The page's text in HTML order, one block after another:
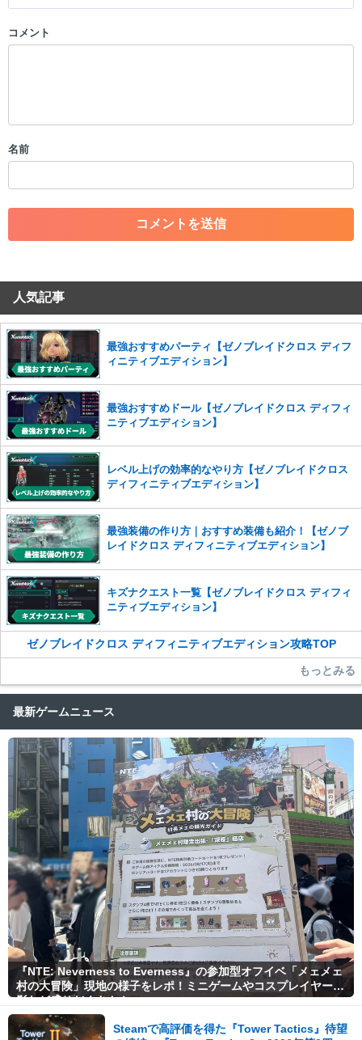
以下の書き込みを禁止とし、場合によってはコメント削除や書き込み制
・一度削除された投稿を再び投稿すること
・アカウントの売買など金銭が絡む内容の投稿
・各ゲームのネタバレを含む内容の投稿
・その他、管理者が不適切と判断した投稿
コメントの削除を申請する
せていただきます。ご了承ください。
※一度削除したコメントは復元ができませんのでご注意くだ
さい。
また、過度な利用規約の違反や、弊社に損害の及ぶ内容の書き込みがあ
った場合は、法的措置をとらせていただく場合もございますので、あら
かじめご理解くださいませ。
コメント
名前
人気記事
最強おすすめパーティ【ゼノブレイドクロス ディフ
ィニティブエディション】
最強おすすめドール【ゼノブレイドクロス ディフィ
ニティブエディション】
レベル上げの効率的なやり方【ゼノブレイドクロス
ディフィニティブエディション】
最強装備の作り方｜おすすめ装備も紹介！【ゼノブ
レイドクロス ディフィニティブエディション】
キズナクエスト一覧【ゼノブレイドクロス ディフィ
ニティブエディション】
ゼノブレイドクロス ディフィニティブエディション攻略TOP
もっとみる
最新ゲームニュース
『NTE: Neverness to Everness』の参加型オフイベ「メェメェ
村の大冒険」現地の様子をレポ！ミニゲームやコスプレイヤー撮
影など盛りだくさん！
Steamで高評価を得た『Tower Tactics』待望